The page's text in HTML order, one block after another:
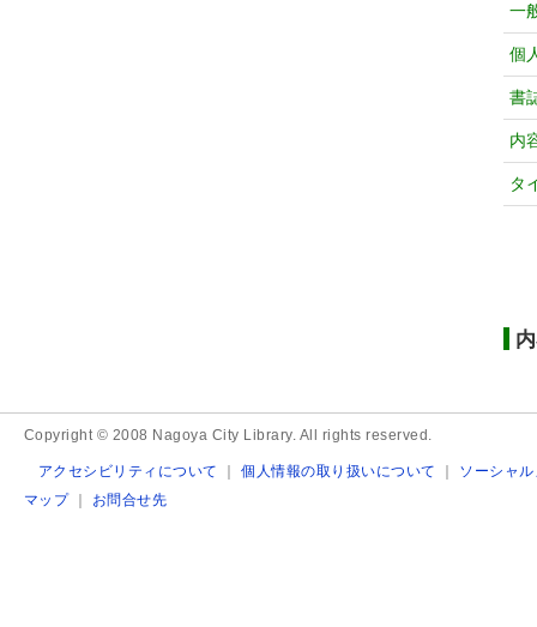
一
個
書
内
タ
Copyright © 2008 Nagoya City Library. All rights reserved.
アクセシビリティについて ｜個人情報の取り扱いについて ｜ ソーシャ
マップ｜ お問合せ先